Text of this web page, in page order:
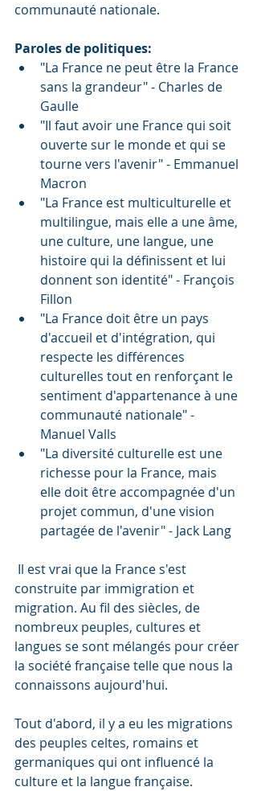
communauté nationale.
Paroles de politiques:
"La France ne peut être la France
sans la grandeur" - Charles de
Gaulle
"Il faut avoir une France qui soit
ouverte sur le monde et qui se
tourne vers l'avenir" - Emmanuel
Macron
"La France est multiculturelle et
multilingue, mais elle a une âme,
une culture, une langue, une
histoire qui la définissent et lui
donnent son identité" - François
Fillon
"La France doit être un pays
d'accueil et d'intégration, qui
respecte les différences
culturelles tout en renforçant le
sentiment d'appartenance à une
communauté nationale" -
Manuel Valls
"La diversité culturelle est une
richesse pour la France, mais
elle doit être accompagnée d'un
projet commun, d'une vision
partagée de l'avenir" - Jack Lang
construite par immigration et
migration. Au fil des siècles, de
nombreux peuples, cultures et
langues se sont mélangés pour créer
la société française telle que nous la
connaissons aujourd'hui.
Tout d'abord, il y a eu les migrations
des peuples celtes, romains et
germaniques qui ont influencé la
culture et la langue française.